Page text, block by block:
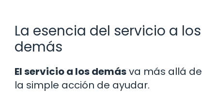
La esencia del servicio a los
demás
El servicio a los demásva más allá de
la simple acción de ayudar.